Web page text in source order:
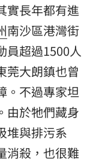
實長年都有進
南沙區港灣街
員超過1500人
莞大朗鎮也曾
。不過專家坦
由於牠們藏身
堆與排污系
消殺，也很難